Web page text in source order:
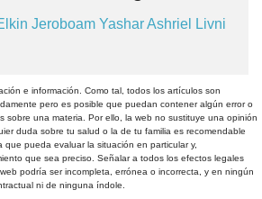
Jeroboam YasharAshriel
Livni
e información. Como tal, todos los artículos son
pero es posible que puedan contener algún error o
sobre una materia. Por ello, la web no sustituye una opinión
duda sobre tu salud o la de tu familia es recomendable
pueda evaluar la situación en particular y,
que sea preciso. Señalar a todos los efectos legales
podría ser incompleta, errónea o incorrecta, y en ningún
ni de ninguna índole.